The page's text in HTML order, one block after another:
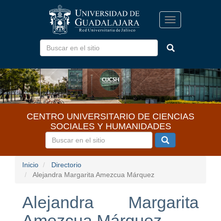
Toggle
navigation
CENTRO UNIVERSITARIO DE CIENCIAS
SOCIALES Y HUMANIDADES
Inicio
Directorio
Alejandra Margarita Amezcua Márquez
Alejandra Margarita